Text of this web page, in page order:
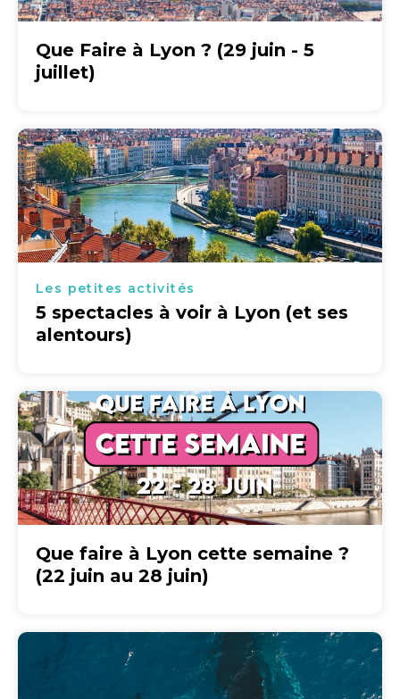
Que Faire à Lyon ? (29 juin - 5
juillet)
Les petites activités
5 spectacles à voir à Lyon (et ses
alentours)
Que faire à Lyon cette semaine ?
(22 juin au 28 juin)